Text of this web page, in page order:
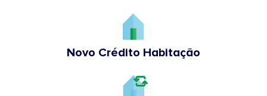
Novo Crédito Habitação